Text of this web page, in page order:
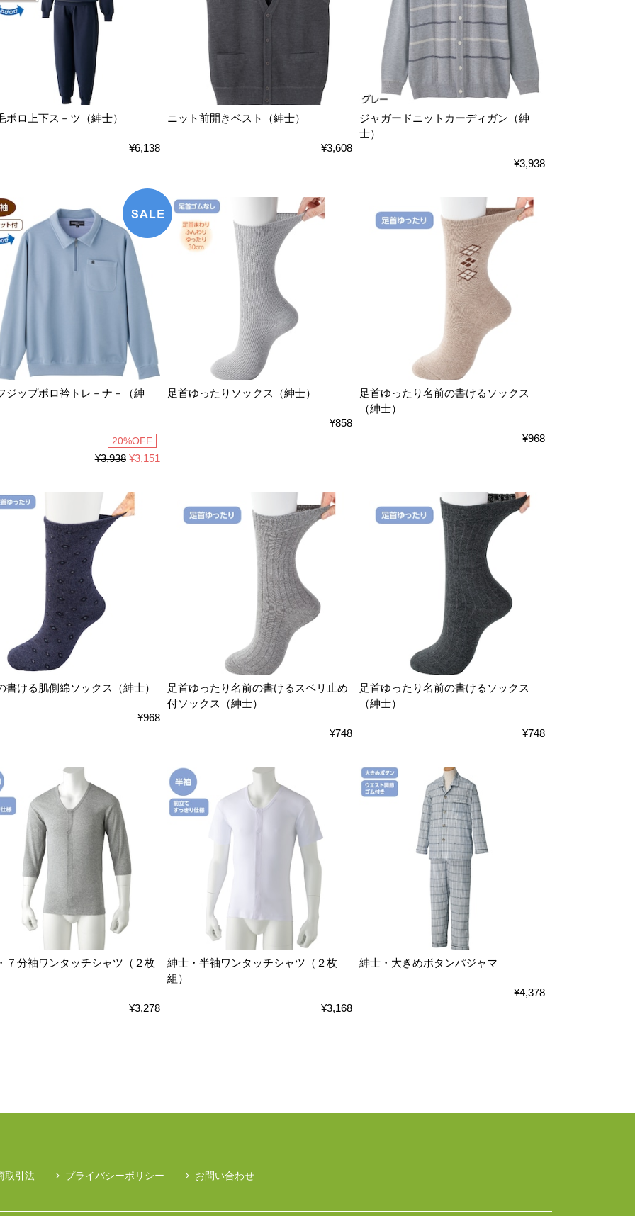
ポロ上下ス－ツ（紳士）
¥6,138
ニット前開きベスト（紳士）
¥3,608
ジャガードニットカーディガン（紳
士）
¥3,938
ジップポロ衿トレ－ナ－（紳
20%OFF
¥3,938 ¥3,151
足首ゆったりソックス（紳士）
¥858
足首ゆったり名前の書けるソックス
（紳士）
¥968
書ける肌側綿ソックス（紳士）
¥968
足首ゆったり名前の書けるスベリ止め
付ソックス（紳士）
¥748
足首ゆったり名前の書けるソックス
（紳士）
¥748
７分袖ワンタッチシャツ（２枚
¥3,278
紳士・半袖ワンタッチシャツ（２枚
組）
¥3,168
紳士・大きめボタンパジャマ
¥4,378
取引法 プライバシーポリシー お問い合わせ